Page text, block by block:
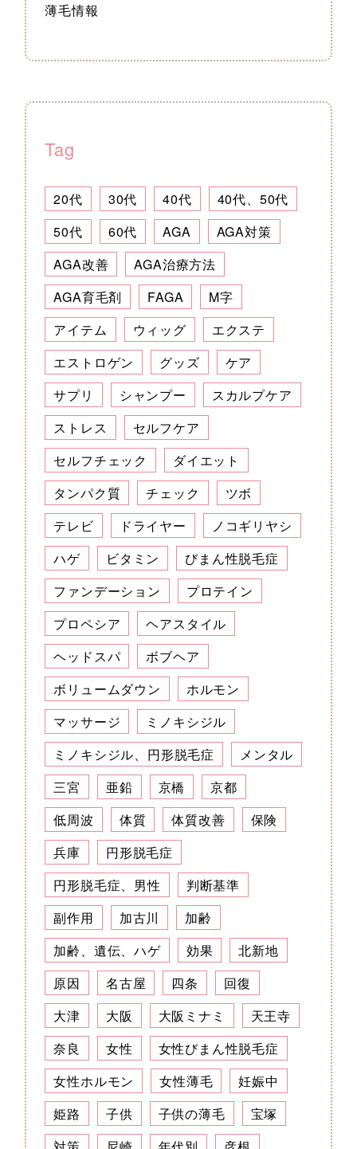
薄毛情報
Tag
20代 30代 40代
40代、50代
50代
60代 AGA
AGA対策
AGA改善
AGA治療方法
AGA育毛剤
FAGA
M字
アイテム
ウィッグ
エクステ
エストロゲン
グッズ
ケア
サプリ
シャンプー
スカルプケア
ストレス
セルフケア
セルフチェック
ダイエット
タンパク質
チェック
ツボ
テレビ
ドライヤー
ノコギリヤシ
ハゲ
ビタミン
びまん性脱毛症
ファンデーション
プロテイン
プロペシア
ヘアスタイル
ヘッドスパ
ボブヘア
ボリュームダウン
ホルモン
マッサージ
ミノキシジル
ミノキシジル、円形脱毛症
メンタル
三宮
亜鉛 京橋
京都
低周波
体質 体質改善
保険
兵庫
円形脱毛症
円形脱毛症、男性
判断基準
副作用
加古川
加齢
加齢、遺伝、ハゲ
効果
北新地
原因
名古屋 四条
回復
大津
大阪 大阪ミナミ
天王寺
奈良
女性
女性びまん性脱毛症
女性ホルモン
女性薄毛
妊娠中
姫路
子供 子供の薄毛
宝塚